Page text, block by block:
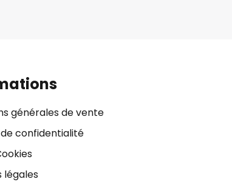
générales de vente
confidentialité
légales